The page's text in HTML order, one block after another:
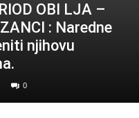
OBI LJA –
: Naredne
njihovu
0